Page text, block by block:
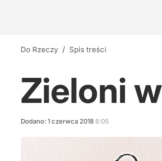
Do Rzeczy / Spis treści
Zieloni
Dodano: 1czerwca 2018 6:05